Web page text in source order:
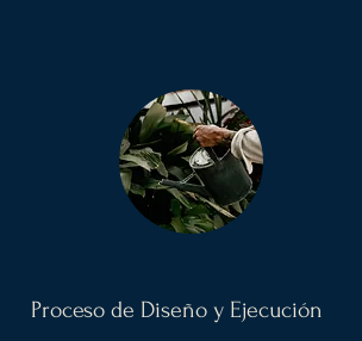
Proceso de Diseño y Ejecución